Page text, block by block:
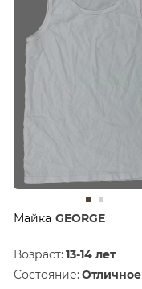
Майка GEORGE
Возраст: 13-14 лет
Состояние: Отличное